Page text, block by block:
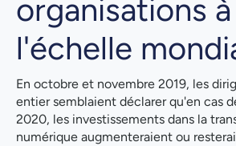
organisations à
l'échelle
En octobre et novembre 2019, les
entier semblaient déclarer qu'en cas
2020, les investissements dans la
numérique augmenteraient ou